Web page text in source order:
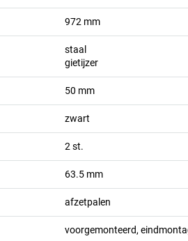
972 mm
staal
gietijzer
50 mm
zwart
2 st.
63.5 mm
afzetpalen
voorgemonteerd,